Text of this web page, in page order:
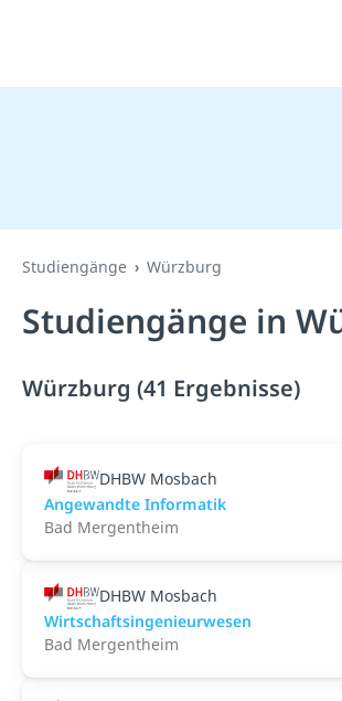
Studiengänge Würzburg
Studiengänge in
Würzburg (41 Ergebnisse)
DHBW Mosbach
Angewandte Informatik
Bad Mergentheim
DHBW Mosbach
Wirtschaftsingenieurwesen
Bad Mergentheim